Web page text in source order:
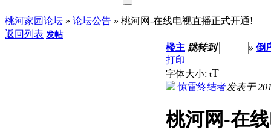
桃河家园论坛 » 论坛公告 » 桃河网-在线电视直播正式开通!
返回列表 发帖
楼主 跳转到 » 倒
打印
字体大小: tT
惊雷终结者发表于
桃河网-在